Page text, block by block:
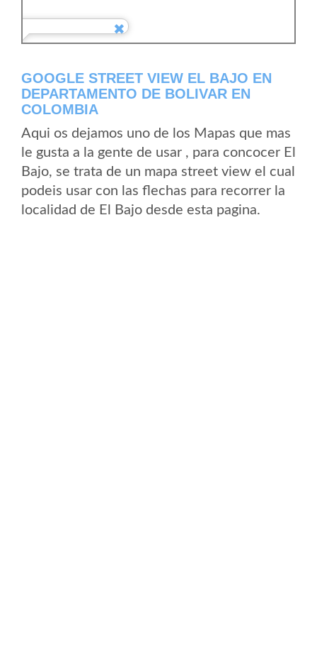
GOOGLE STREET VIEW EL BAJO EN
DEPARTAMENTO DE BOLIVAR EN
COLOMBIA
Aqui os dejamos uno de los Mapas que mas
le gusta a la gente de usar , para concocer El
Bajo, se trata de un mapa street view el cual
podeis usar con las flechas para recorrer la
localidad de El Bajo desde esta pagina.